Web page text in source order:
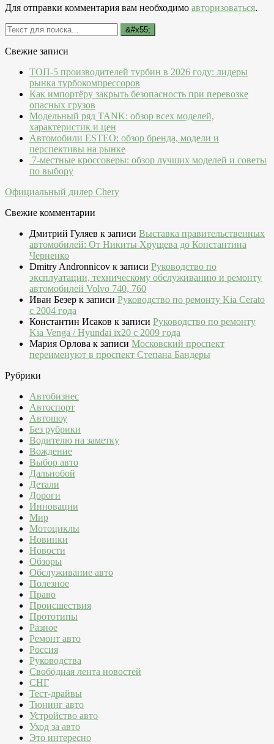
Для отправки комментария вам необходимо авторизоваться.
Свежие записи
ТОП-5 производителей турбин в 2026 году: лидеры
рынка турбокомпрессоров
Как импортёру закрыть безопасность при перевозке
опасных грузов
Модельный ряд TANK: обзор всех моделей,
характеристик и цен
Автомобили ESTEO: обзор бренда, модели и
перспективы на рынке
7-местные кроссоверы: обзор лучших моделей и советы
по выбору
Официальный дилер Chery
Свежие комментарии
Дмитрий Гуляев к записи Выставка правительственных
автомобилей: От Никиты Хрущева до Константина
Черненко
Dmitry Andronnicov к записи Руководство по
эксплуатации, техническому обслуживанию и ремонту
автомобилей Volvo 740, 760
Иван Безер к записи Руководство по ремонту Kia Cerato
c 2004 года
Константин Исаков к записи Руководство по ремонту
Kia Venga / Hyundai ix20 c 2009 года
Мария Орлова к записи Московский проспект
переименуют в проспект Степана Бандеры
Рубрики
Автобизнес
Автоспорт
Автошоу
Без рубрики
Водителю на заметку
Вождение
Выбор авто
Дальнобой
Детали
Дороги
Инновации
Мир
Мотоциклы
Новинки
Новости
Обзоры
Обслуживание авто
Полезное
Право
Происшествия
Прототипы
Разное
Ремонт авто
Россия
Руководства
Свободная лента новостей
СНГ
Тест-драйвы
Тюнинг авто
Устройство авто
Уход за авто
Это интересно